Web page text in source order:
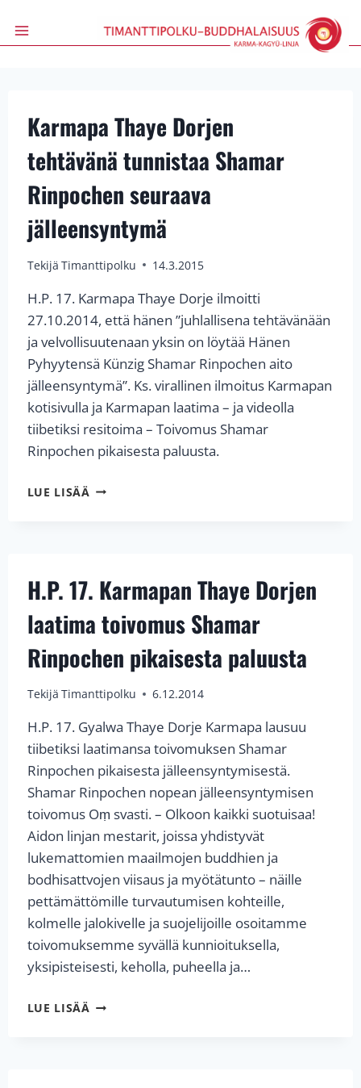
sisältöön
Karmapa Thaye Dorjen
tehtävänä tunnistaa Shamar
Rinpochen seuraava
jälleensyntymä
Tekijä Timanttipolku 14.3.2015
H.P. 17. Karmapa Thaye Dorje ilmoitti
27.10.2014, että hänen ”juhlallisena tehtävänään
ja velvollisuutenaan yksin on löytää Hänen
Pyhyytensä Künzig Shamar Rinpochen aito
jälleensyntymä”. Ks. virallinen ilmoitus Karmapan
kotisivulla ja Karmapan laatima – ja videolla
tiibetiksi resitoima – Toivomus Shamar
Rinpochen pikaisesta paluusta.
LUE LISÄÄ KARMAPA
RINPOCHEN
JÄLLEENSYNTYMÄ
H.P. 17. Karmapan Thaye Dorjen
laatima toivomus Shamar
Rinpochen pikaisesta paluusta
Tekijä Timanttipolku 6.12.2014
H.P. 17. Gyalwa Thaye Dorje Karmapa lausuu
tiibetiksi laatimansa toivomuksen Shamar
Rinpochen pikaisesta jälleensyntymisestä.
Shamar Rinpochen nopean jälleensyntymisen
toivomus Oṃ svasti. – Olkoon kaikki suotuisaa!
Aidon linjan mestarit, joissa yhdistyvät
lukemattomien maailmojen buddhien ja
bodhisattvojen viisaus ja myötätunto – näille
pettämättömille turvautumisen kohteille,
kolmelle jalokivelle ja suojelijoille osoitamme
toivomuksemme syvällä kunnioituksella,
yksipisteisesti, keholla, puheella ja…
LUE LISÄÄH.P.